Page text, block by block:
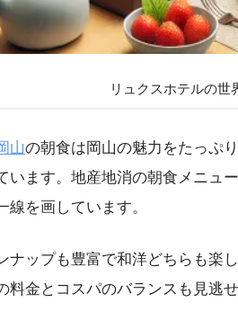
リュクスホテルの世
山の朝食は岡山の魅力をたっぷ
います。地産地消の朝食メニュ
線を画しています。
ナップも豊富で和洋どちらも楽
料金とコスパのバランスも見逃せ